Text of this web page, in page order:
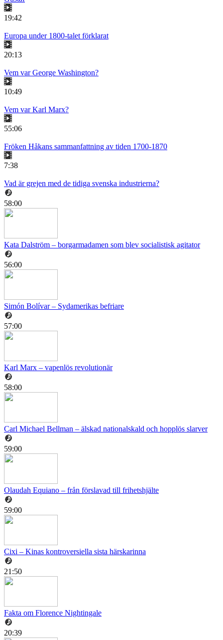
19:42
Europa under 1800-talet förklarat
20:13
Vem var George Washington?
10:49
Vem var Karl Marx?
55:06
Fröken Håkans sammanfattning av tiden 1700-1870
7:38
Vad är grejen med de tidiga svenska industrierna?
58:00
Kata Dalström – borgarmadamen som blev socialistisk agitator
56:00
Simón Bolívar – Sydamerikas befriare
57:00
Karl Marx – vapenlös revolutionär
58:00
Carl Michael Bellman – älskad nationalskald och hopplös slarver
59:00
Olaudah Equiano – från förslavad till frihetshjälte
59:00
Cixi – Kinas kontroversiella sista härskarinna
21:50
Fakta om Florence Nightingale
20:39